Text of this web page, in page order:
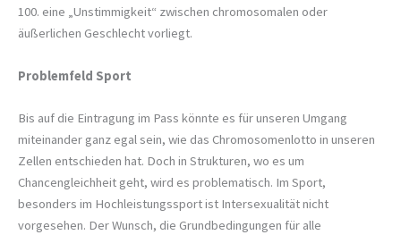
100. eine „Unstimmigkeit“ zwischen chromosomalen oder
äußerlichen Geschlecht vorliegt.
Problemfeld Sport
Bis auf die Eintragung im Pass könnte es für unseren Umgang
miteinander ganz egal sein, wie das Chromosomenlotto in unseren
Zellen entschieden hat. Doch in Strukturen, wo es um
Chancengleichheit geht, wird es problematisch. Im Sport,
besonders im Hochleistungssport ist Intersexualität nicht
vorgesehen. Der Wunsch, die Grundbedingungen für alle